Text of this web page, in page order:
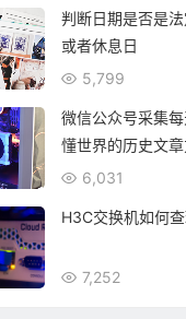
判断日期是否是
或者休息日
5,799
微信公众号采集
懂世界的历史文
6,031
H3C交换机如何
7,252